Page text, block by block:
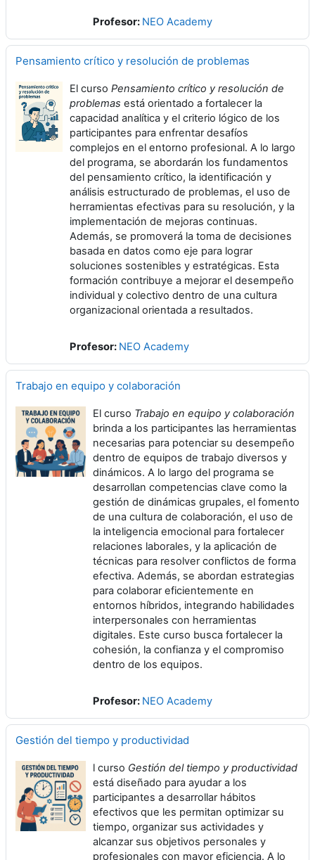
Profesor: NEO Academy
Pensamiento crítico y resolución de problemas
El curso Pensamiento crítico y resolución de
problemas está orientado a fortalecer la
capacidad analítica y el criterio lógico de los
participantes para enfrentar desafíos
complejos en el entorno profesional. A lo largo
del programa, se abordarán los fundamentos
del pensamiento crítico, la identificación y
análisis estructurado de problemas, el uso de
herramientas efectivas para su resolución, y la
implementación de mejoras continuas.
Además, se promoverá la toma de decisiones
basada en datos como eje para lograr
soluciones sostenibles y estratégicas. Esta
formación contribuye a mejorar el desempeño
individual y colectivo dentro de una cultura
organizacional orientada a resultados.
Profesor: NEO Academy
Trabajo en equipo y colaboración
El curso Trabajo en equipo y colaboración
brinda a los participantes las herramientas
necesarias para potenciar su desempeño
dentro de equipos de trabajo diversos y
dinámicos. A lo largo del programa se
desarrollan competencias clave como la
gestión de dinámicas grupales, el fomento
de una cultura de colaboración, el uso de
la inteligencia emocional para fortalecer
relaciones laborales, y la aplicación de
técnicas para resolver conflictos de forma
efectiva. Además, se abordan estrategias
para colaborar eficientemente en
entornos híbridos, integrando habilidades
interpersonales con herramientas
digitales. Este curso busca fortalecer la
cohesión, la confianza y el compromiso
dentro de los equipos.
Profesor: NEO Academy
Gestión del tiempo y productividad
l curso Gestión del tiempo y productividad
está diseñado para ayudar a los
participantes a desarrollar hábitos
efectivos que les permitan optimizar su
tiempo, organizar sus actividades y
alcanzar sus objetivos personales y
profesionales con mayor eficiencia. A lo